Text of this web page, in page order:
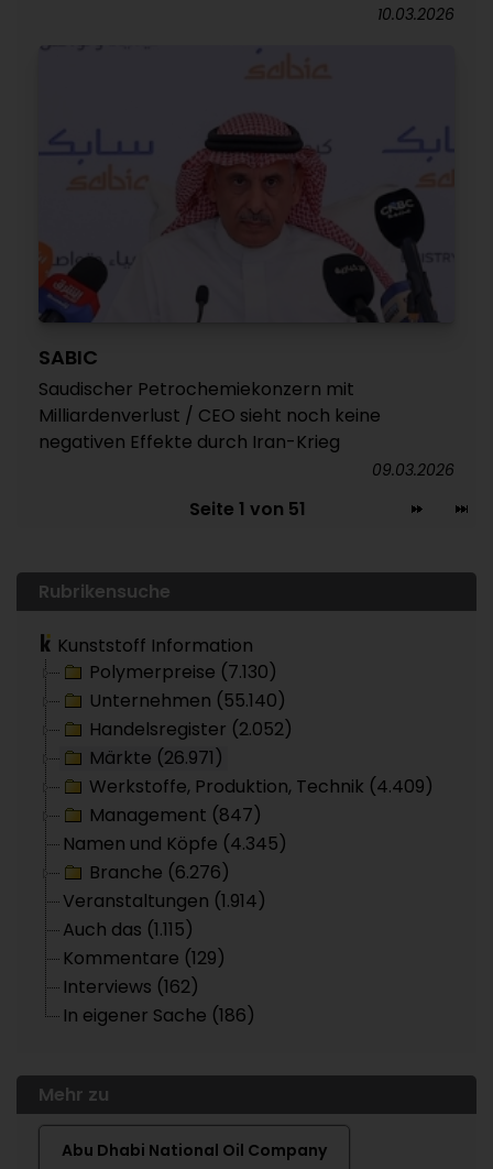
10.03.2026
SABIC
Saudischer Petrochemiekonzern mit
Milliardenverlust / CEO sieht noch keine
negativen Effekte durch Iran-Krieg
09.03.2026
Seite 1 von 51
Rubrikensuche
Kunststoff Information
Polymerpreise (7.130)
Unternehmen (55.140)
Handelsregister (2.052)
Märkte (26.971)
Werkstoffe, Produktion, Technik (4.409)
Management (847)
Namen und Köpfe (4.345)
Branche (6.276)
Veranstaltungen (1.914)
Auch das (1.115)
Kommentare (129)
Interviews (162)
In eigener Sache (186)
Mehr zu
Abu Dhabi National Oil Company